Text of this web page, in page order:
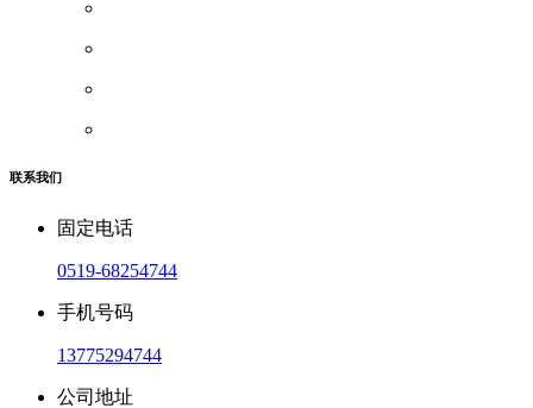
联系我们
固定电话
0519-68254744
手机号码
13775294744
公司地址